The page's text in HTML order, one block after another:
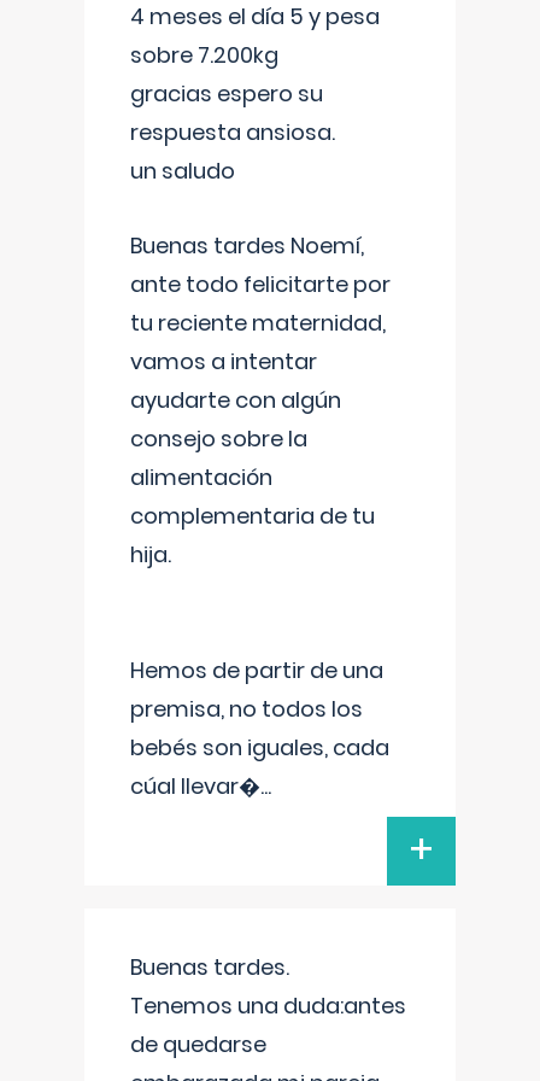
4 meses el día 5 y pesa
sobre 7.200kg
gracias espero su
respuesta ansiosa.
un saludo
Buenas tardes Noemí,
ante todo felicitarte por
tu reciente maternidad,
vamos a intentar
ayudarte con algún
consejo sobre la
alimentación
complementaria de tu
hija.
Hemos de partir de una
premisa, no todos los
bebés son iguales, cada
cúal llevar�...
+
Buenas tardes.
Tenemos una duda:antes
de quedarse